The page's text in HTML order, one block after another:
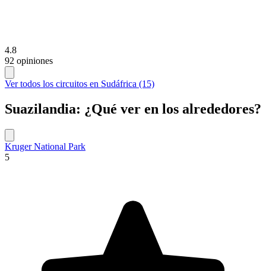
4.8
92 opiniones
Ver todos los circuitos en Sudáfrica (15)
Suazilandia: ¿Qué ver en los alrededores?
Kruger National Park
5